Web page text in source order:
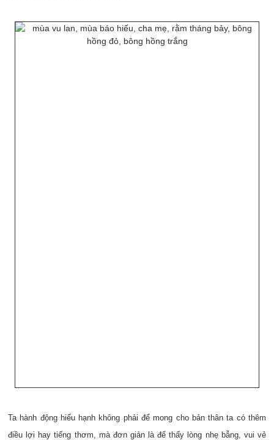
Ta hành động hiếu hạnh không phải để mong cho bản thân ta có thêm
điều lợi hay tiếng thơm, mà đơn giản là để thấy lòng nhẹ bẫng, vui vẻ